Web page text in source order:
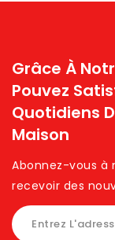
Grâce À
Pouvez
Quotidiens
Maison
Abonnez-vous à
recevoir des